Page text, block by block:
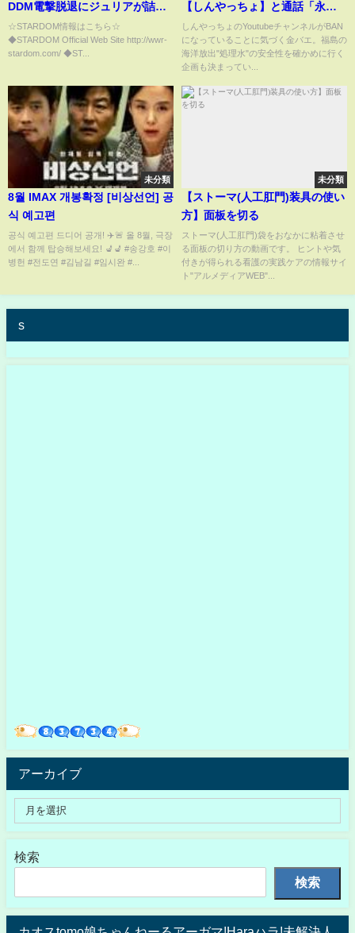
DDM電撃脱退にジュリアが詰め
寄る！『何勝手に抜けてん
の!?』-4.3立川大会-
☆STARDOM情報はこちら☆
◆STARDOM Official Web Site http://wwr-
stardom.com/ ◆ST...
【しんやっちょ】と通話「永
BANだと後がない!」
しんやっちょのYoutubeチャンネルがBAN
になっていることに気づく金バエ。福島の
海洋放出"処理水"の安全性を確かめに行く
企画も決まってい...
未分類
8월 IMAX 개봉확정 [비상선언] 공
식 예고편
공식 예고편 드디어 공개! ✈️🚨 올 8월, 극장
에서 함께 탑승해보세요! 💺💺 #송강호 #이
병헌 #전도연 #김남길 #임시완 #...
未分類
【ストーマ(人工肛門)装具の使い
方】面板を切る
ストーマ(人工肛門)袋をおなかに粘着させ
る面板の切り方の動画です。 ヒントや気
付きが得られる看護の実践ケアの情報サイ
ト"アルメディアWEB"...
s
アーカイブ
検索
検索